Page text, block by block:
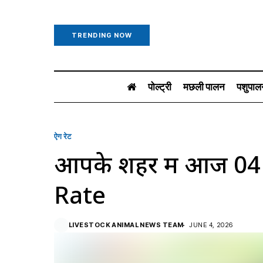
TRENDING NOW
पोल्ट्री मछली पालन
ऐग रेट
आपके शहर में आज 04
Rate
LIVESTOCK ANIMAL NEWS TEAM JUNE 4, 2026